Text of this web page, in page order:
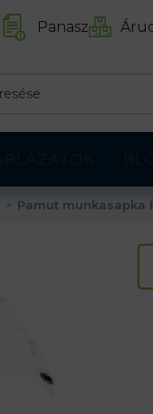
Panasz
Pamut munkasapka